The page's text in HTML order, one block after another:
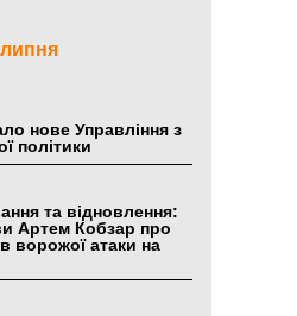
нове Управління з
політики
та відновлення:
Артем Кобзар про
ворожої атаки на